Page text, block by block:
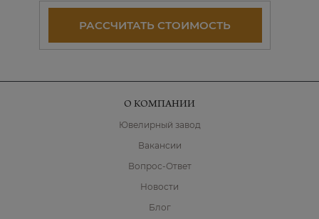
РАССЧИТАТЬ СТОИМОСТЬ
О КОМПАНИИ
Ювелирный завод
Вакансии
Вопрос-Ответ
Новости
Блог